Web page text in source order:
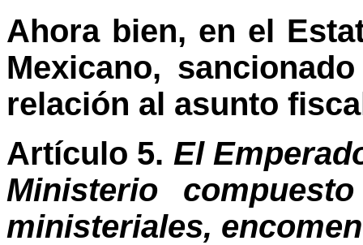
Ahora bien, en el
Mexicano,
relación al asunto
Artículo 5. El
Ministerio
ministeriales,